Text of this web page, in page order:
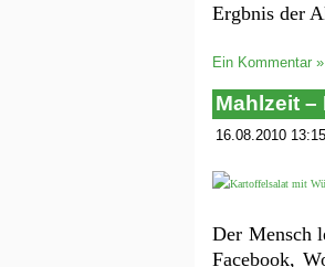
Ergbnis der
Ein Kommentar »
Mahlzeit
16.08.2010
Der Mensch
Facebook,